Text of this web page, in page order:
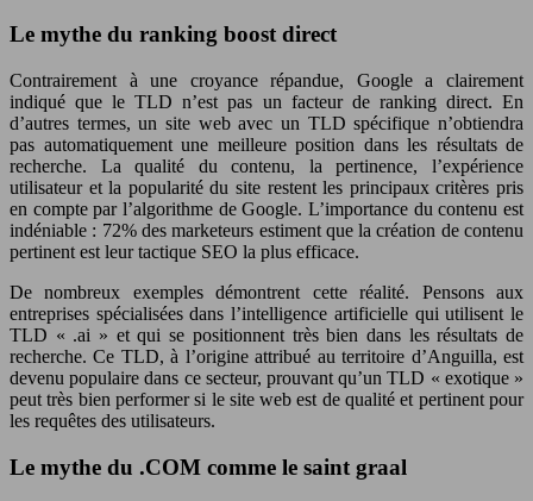
Le mythe du ranking boost direct
Contrairement à une croyance répandue, Google a clairement
indiqué que le TLD n’est pas un facteur de ranking direct. En
d’autres termes, un site web avec un TLD spécifique n’obtiendra
pas automatiquement une meilleure position dans les résultats de
recherche. La qualité du contenu, la pertinence, l’expérience
utilisateur et la popularité du site restent les principaux critères pris
en compte par l’algorithme de Google. L’importance du contenu est
indéniable : 72% des marketeurs estiment que la création de contenu
pertinent est leur tactique SEO la plus efficace.
De nombreux exemples démontrent cette réalité. Pensons aux
entreprises spécialisées dans l’intelligence artificielle qui utilisent le
TLD « .ai » et qui se positionnent très bien dans les résultats de
recherche. Ce TLD, à l’origine attribué au territoire d’Anguilla, est
devenu populaire dans ce secteur, prouvant qu’un TLD « exotique »
peut très bien performer si le site web est de qualité et pertinent pour
les requêtes des utilisateurs.
Le mythe du .COM comme le saint graal